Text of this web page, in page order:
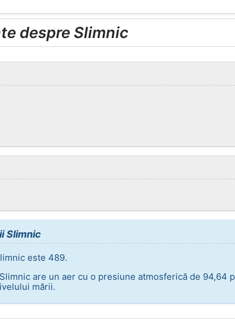
despre Slimnic
Slimnic
este 489.
are un aer cu o presiune atmosferică de 94,64
mării.